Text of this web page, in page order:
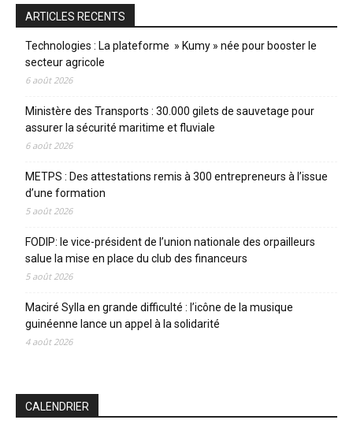
ARTICLES RECENTS
Technologies : La plateforme » Kumy » née pour booster le
secteur agricole
6 août 2026
Ministère des Transports : 30.000 gilets de sauvetage pour
assurer la sécurité maritime et fluviale
6 août 2026
METPS : Des attestations remis à 300 entrepreneurs à l’issue
d’une formation
5 août 2026
FODIP: le vice-président de l’union nationale des orpailleurs
salue la mise en place du club des financeurs
5 août 2026
Maciré Sylla en grande difficulté : l’icône de la musique
guinéenne lance un appel à la solidarité
4 août 2026
CALENDRIER